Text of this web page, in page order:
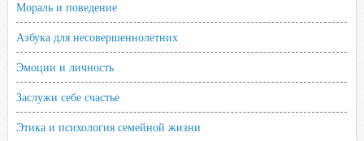
Мораль и поведение
Азбука для несовершеннолетних
Эмоции и личность
Заслужи себе счастье
Этика и психология семейной жизни